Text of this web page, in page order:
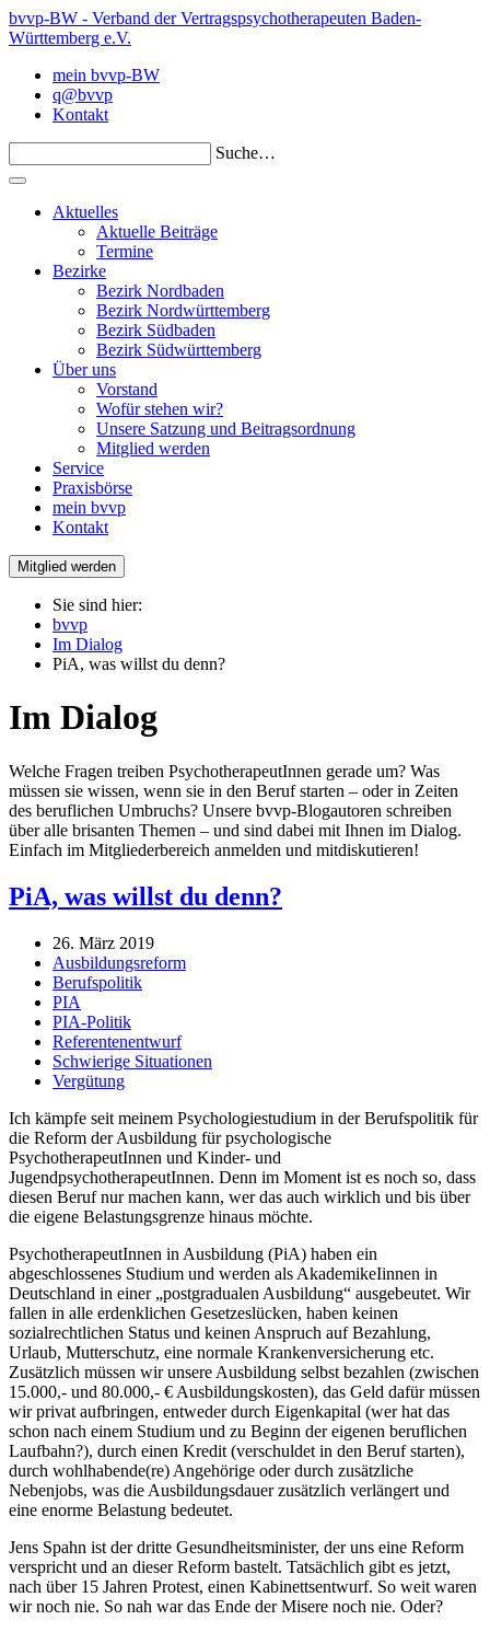
bvvp-BW - Verband der Vertragspsychotherapeuten Baden-
Württemberg e.V.
mein bvvp-BW
q@bvvp
Kontakt
Suche…
Aktuelles
Aktuelle Beiträge
Termine
Bezirke
Bezirk Nordbaden
Bezirk Nordwürttemberg
Bezirk Südbaden
Bezirk Südwürttemberg
Über uns
Vorstand
Wofür stehen wir?
Unsere Satzung und Beitragsordnung
Mitglied werden
Service
Praxisbörse
mein bvvp
Kontakt
Mitglied werden
Sie sind hier:
bvvp
Im Dialog
PiA, was willst du denn?
Im Dialog
Welche Fragen treiben PsychotherapeutInnen gerade um? Was
müssen sie wissen, wenn sie in den Beruf starten – oder in Zeiten
des beruflichen Umbruchs? Unsere bvvp-Blogautoren schreiben
über alle brisanten Themen – und sind dabei mit Ihnen im Dialog.
Einfach im Mitgliederbereich anmelden und mitdiskutieren!
PiA, was willst du denn?
26. März 2019
Ausbildungsreform
Berufspolitik
PIA
PIA-Politik
Referentenentwurf
Schwierige Situationen
Vergütung
Ich kämpfe seit meinem Psychologiestudium in der Berufspolitik für
die Reform der Ausbildung für psychologische
PsychotherapeutInnen und Kinder- und
JugendpsychotherapeutInnen. Denn im Moment ist es noch so, dass
diesen Beruf nur machen kann, wer das auch wirklich und bis über
die eigene Belastungsgrenze hinaus möchte.
PsychotherapeutInnen in Ausbildung (PiA) haben ein
abgeschlossenes Studium und werden als AkademikeIinnen in
Deutschland in einer „postgradualen Ausbildung“ ausgebeutet. Wir
fallen in alle erdenklichen Gesetzeslücken, haben keinen
sozialrechtlichen Status und keinen Anspruch auf Bezahlung,
Urlaub, Mutterschutz, eine normale Krankenversicherung etc.
Zusätzlich müssen wir unsere Ausbildung selbst bezahlen (zwischen
15.000,- und 80.000,- € Ausbildungskosten), das Geld dafür müssen
wir privat aufbringen, entweder durch Eigenkapital (wer hat das
schon nach einem Studium und zu Beginn der eigenen beruflichen
Laufbahn?), durch einen Kredit (verschuldet in den Beruf starten),
durch wohlhabende(re) Angehörige oder durch zusätzliche
Nebenjobs, was die Ausbildungsdauer zusätzlich verlängert und
eine enorme Belastung bedeutet.
Jens Spahn ist der dritte Gesundheitsminister, der uns eine Reform
verspricht und an dieser Reform bastelt. Tatsächlich gibt es jetzt,
nach über 15 Jahren Protest, einen Kabinettsentwurf. So weit waren
wir noch nie. So nah war das Ende der Misere noch nie. Oder?